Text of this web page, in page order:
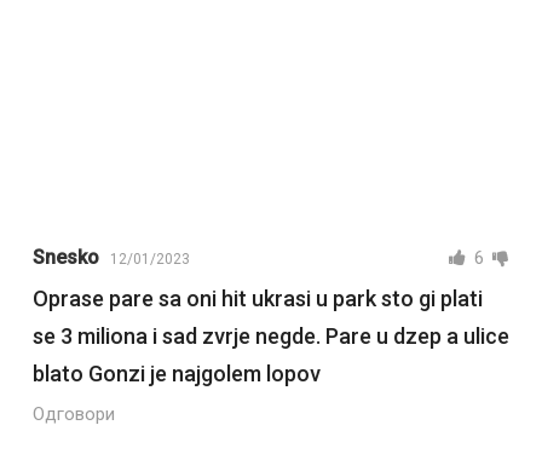
Snesko 12/01/2023 6
Oprase pare sa oni hit ukrasi u park sto gi plati
se 3 miliona i sad zvrje negde. Pare u dzep a ulice
blato Gonzi je najgolem lopov
Одговори